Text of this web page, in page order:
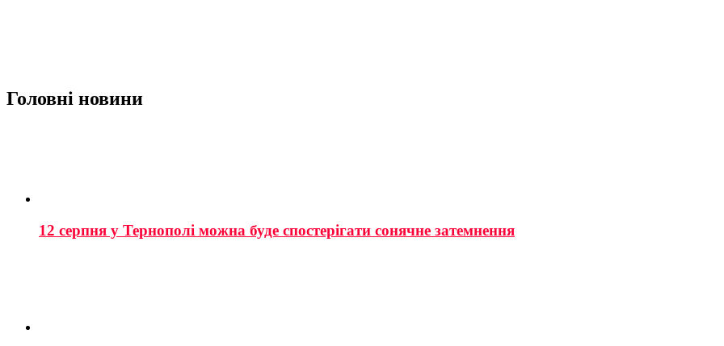
Головні новини
12 серпня у Тернополі можна буде спостерігати сонячне затемнення